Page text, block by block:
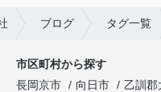
ブログ タグ一覧
市区町村から探す
長岡京市
向日市 乙訓郡